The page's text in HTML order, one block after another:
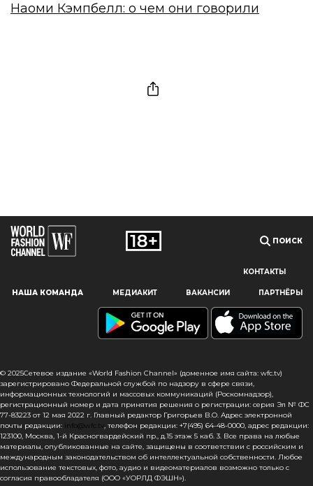
Наш сайт использует файлы cookie и похожие технологии,
пользователям, предоставляя персонализированную
информацию, запоминая предпочтения в области
сайта, вы подтверждаете свое согласие на использование
файлов cookie в соответствии с настоящим уведомлением
в отношении данного типа файлов. Если вы не согласны
с тем, чтобы мы использовали данный тип файлов,
то вы должны соответствующим образом установить
настройки вашего браузера или не использовать сайт wfc.tv
Наоми Кэмпбелл: о чем они говорили
ПОИСК
КОНТАКТЫ
НАША КОМАНДА МЕДИАКИТ ВАКАНСИИ ПАРТНЁРЫ
© 2025Сетевое издание «World Fashion Channel» (доменное имя сайта: wfc.tv)
зарегистрировано Федеральной службой по надзору в сфере связи,
информационных технологий и массовых коммуникаций (Роскомнадзор),
регистрационный номер и дата принятия решения о регистрации: серия Эл № ФС
77-83223 от 12 мая 2022 г. Главный редактор Григорьев В.О. Адрес электронной
почты редакции: info@wfc.tv, телефон редакции: +7(495) 64-48-0000, адрес редакции:
123100, Москва, 1-й Красногвардейский пр., д.15 этаж 5 каб. 3. Все права на любые
материалы, опубликованные на сайте, защищены в соответствии с российским и
международным законодательством об интеллектуальной собственности. Любое
использование текстовых, фото, аудио и видеоматериалов возможно только с
согласия правообладателя (ООО «УОРЛД ФЭШН»).